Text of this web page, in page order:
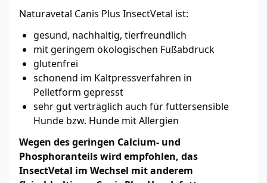
Naturavetal Canis Plus InsectVetal ist:
gesund, nachhaltig, tierfreundlich
mit geringem ökologischen Fußabdruck
glutenfrei
schonend im Kaltpressverfahren in
Pelletform gepresst
sehr gut verträglich auch für futtersensible
Hunde bzw. Hunde mit Allergien
Wegen des geringen Calcium- und
Phosphoranteils wird empfohlen, das
InsectVetal im Wechsel mit anderem